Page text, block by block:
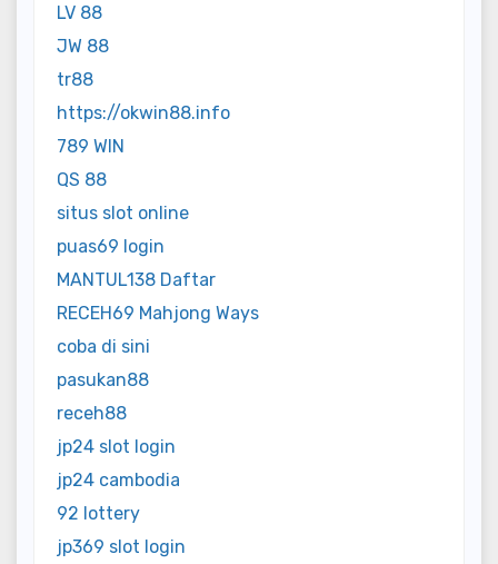
LV 88
JW 88
tr88
https://okwin88.info
789 WIN
QS 88
situs slot online
puas69 login
MANTUL138 Daftar
RECEH69 Mahjong Ways
coba di sini
pasukan88
receh88
jp24 slot login
jp24 cambodia
92 lottery
jp369 slot login